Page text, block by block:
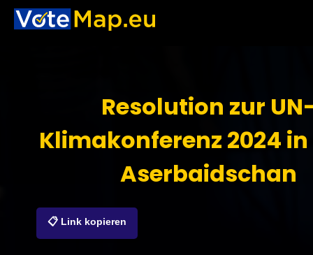
Resolution zur
Klimakonferenz 2024
Aserbaidschan
📋 Link kopieren